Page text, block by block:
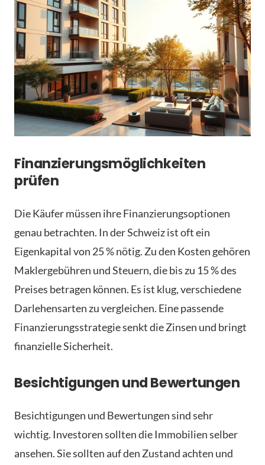
Finanzierungsmöglichkeiten
prüfen
Die Käufer müssen ihre Finanzierungsoptionen
genau betrachten. In der Schweiz ist oft ein
Eigenkapital von 25 % nötig. Zu den Kosten gehören
Maklergebühren und Steuern, die bis zu 15 % des
Preises betragen können. Es ist klug, verschiedene
Darlehensarten zu vergleichen. Eine passende
Finanzierungsstrategie senkt die Zinsen und bringt
finanzielle Sicherheit.
Besichtigungen und Bewertungen
Besichtigungen und Bewertungen sind sehr
wichtig. Investoren sollten die Immobilien selber
ansehen. Sie sollten auf den Zustand achten und